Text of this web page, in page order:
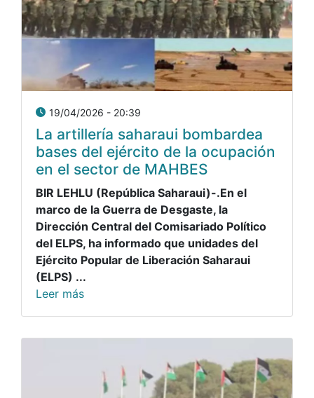
19/04/2026 - 20:39
La artillería saharaui bombardea
bases del ejército de la ocupación
en el sector de MAHBES
BIR LEHLU (República Saharaui)-.En el
marco de la Guerra de Desgaste, la
Dirección Central del Comisariado Político
del ELPS, ha informado que unidades del
Ejército Popular de Liberación Saharaui
(ELPS) ...
Leer más